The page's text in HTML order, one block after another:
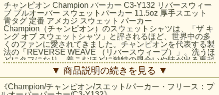
チャンピオン Champion パーカー C3-Y132 リバースウィー
ブ プルオーバー スウェットパーカー 11.5oz 厚手スエット
青タグ 定番 アメカジ スウェット パーカー
Champion（チャンピオン）のスウェットシャツは、「ザ キ
ング オブ スウェットシャツ」と評されるほど、世界中の多
くのファンに愛されてきました。チャンピオンを代表する製
法の「REVERSE WEAVE （リバースウィーブ）」。洗うほ
どにタフになり、着こむほどに独特の風合いや味が出る裏起
毛素材を使用した「REVERSE WEAVE 11.5oz. Terry
Fleece（リバースウィーブ 11.5オンス テリーフリース）」
シリーズのフーデッドスウェットシャツです。コットン部分
は環境に配慮して生産されたサステナブルなアメリカ綿「コ
▼ 商品説明の続きを見る ▼
《Champion/チャンピオン/スエット/パーカー・フリース：プ